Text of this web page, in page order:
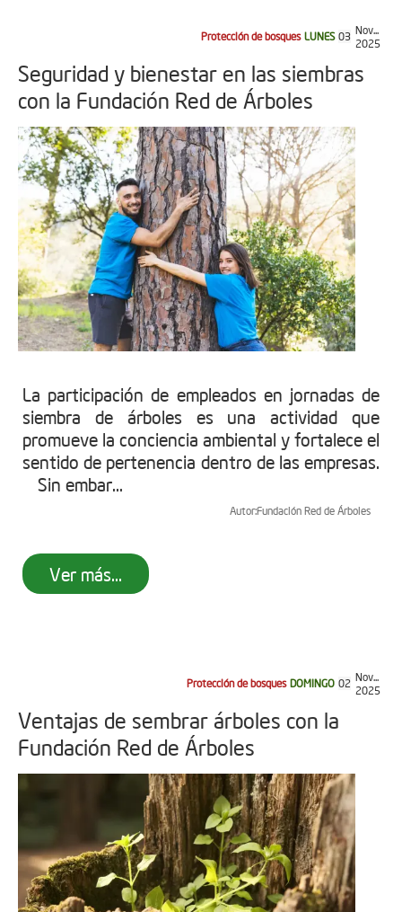
Protección de bosques LUNES 03 Nov...
2025
Seguridad y bienestar en las siembras
con la Fundación Red de Árboles
La participación de empleados en jornadas de
siembra de árboles es una actividad que
promueve la conciencia ambiental y fortalece el
sentido de pertenencia dentro de las empresas.
Sin embar...
Autor:Fundación Red de Árboles
Ver más...
Protección de bosques DOMINGO 02 Nov...
2025
Ventajas de sembrar árboles con la
Fundación Red de Árboles